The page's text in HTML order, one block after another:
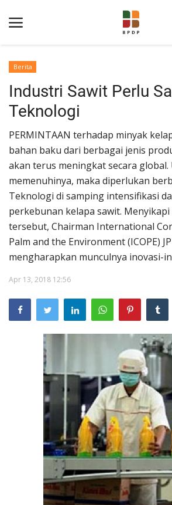
Home
Tentang BPDP
Informasi Publik
Program Layanan
Berita
Riset
Hubungi Kami
Indonesia
Berita
Industri Sawit Perlu
Teknologi
PERMINTAAN terhadap minyak
bahan baku dari berbagai jenis
akan terus meningkat secara
memenuhinya, maka diperlukan
Teknologi di samping intensifikasi
perkebunan kelapa sawit.
tersebut, Chairman International
Palm and the Environment (ICOPE)
mengharapkan munculnya inovasi-
Apr 13, 2018 12:56